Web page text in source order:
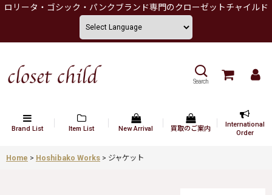
ロリータ・ゴシック・パンクブランド専門のクローゼットチャイルド
Search
Brand List Item List New Arrival 買取のご案内
International
Order
Home > Hoshibako Works > ジャケット